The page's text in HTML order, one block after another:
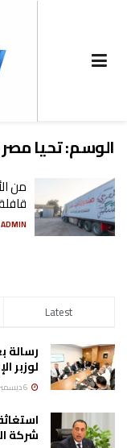
الوسم:تحيا مصر
من
ADMIN
Latest
رسالة
لوزبر
شركة